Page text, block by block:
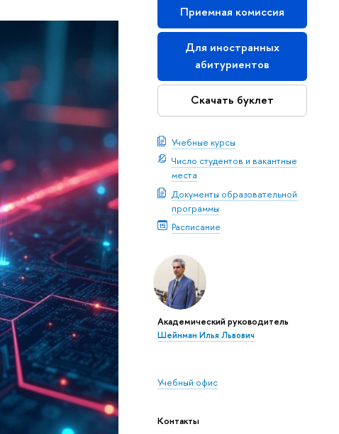
Приемная комиссия
Для иностранных
абитуриентов
Скачать буклет
Учебные курсы
Число студентов и вакантные
места
Документы образовательной
программы
Расписание
Академический руководитель
Шейнман Илья Львович
Учебный офис
Контакты